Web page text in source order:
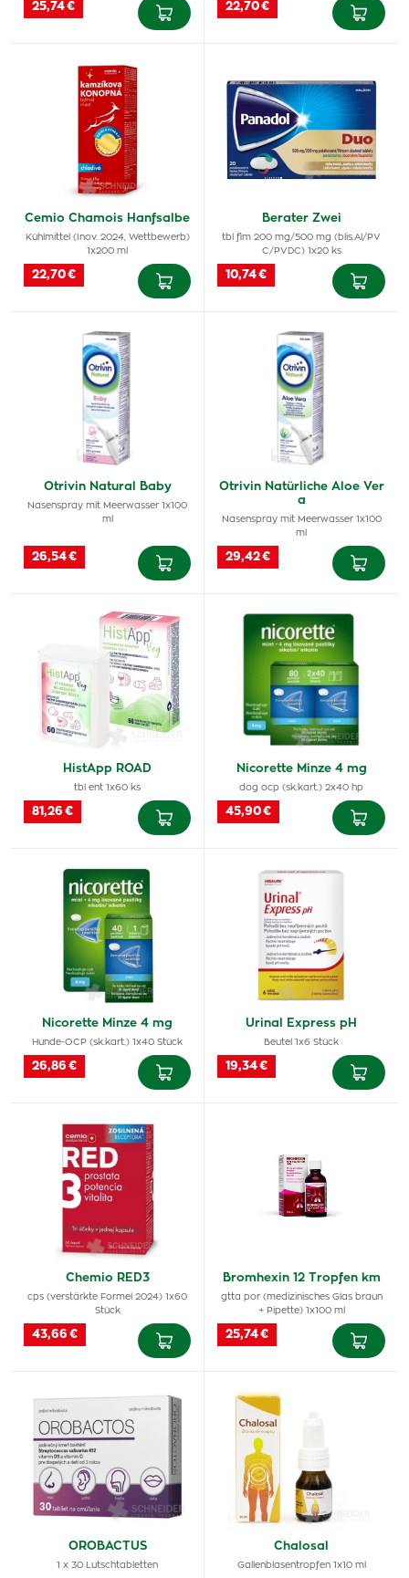
25,74 € 22,70 €
Cemio Chamois Hanfsalbe
Kühlmittel (Inov. 2024, Wettbewerb)
1x200 ml
22,70 €
Berater Zwei
tbl flm 200 mg/500 mg (blis.Al/PV
C/PVDC) 1x20 ks
10,74 €
Otrivin Natural Baby
Nasenspray mit Meerwasser 1x100
ml
26,54 €
Otrivin Natürliche Aloe Ver
a
Nasenspray mit Meerwasser 1x100
ml
29,42 €
HistApp ROAD
tbl ent 1x60 ks
81,26 €
Nicorette Minze 4 mg
dog ocp (sk.kart.) 2x40 hp
45,90 €
Nicorette Minze 4 mg
Hunde-OCP (sk.kart.) 1x40 Stück
26,86 €
Urinal Express pH
Beutel 1x6 Stück
19,34 €
Chemio RED3
cps (verstärkte Formel 2024) 1x60
Stück
43,66 €
Bromhexin 12 Tropfen km
gtta por (medizinisches Glas braun
+ Pipette) 1x100 ml
25,74 €
OROBACTUS
1 x 30 Lutschtabletten
Chalosal
Gallenblasentropfen 1x10 ml